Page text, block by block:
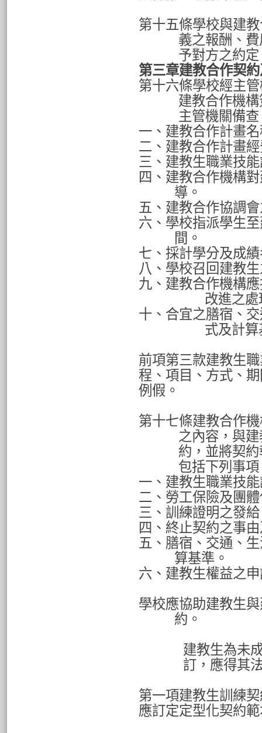
第十五條學校與建
義之報酬、
予對方之約
第三章建教合作契
第十六條學校經主
建教合作機
主管機關備
一、建教合作計畫
二、建教合作計畫
三、建教生職業技
四、建教合作機構
導。
五、建教合作協調
六、學校指派學生
間。
七、採計學分及成
八、學校召回建教
九、建教合作機構
改進之
十、合宜之膳宿、
式及計
前項第三款建教生
程、項目、方式、
例假。
第十七條建教合作
之內容，與
約，並將契
包括下列事
一、建教生職業技
二、勞工保險及團
三、訓練證明之發
四、終止契約之事
五、膳宿、交通、
算基準。
六、建教生權益之
學校應協助建教生
約。
建教生為未
訂，應得其
第一項建教生訓練
應訂定定型化契約